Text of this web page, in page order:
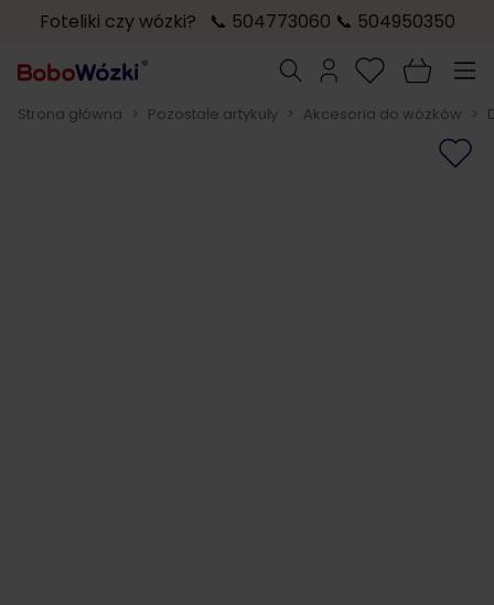
Foteliki czy wózki? 📞 504773060 📞 504950350
Szukaj
Strona główna > Pozostałe artykuły > Akcesoria do wózków >